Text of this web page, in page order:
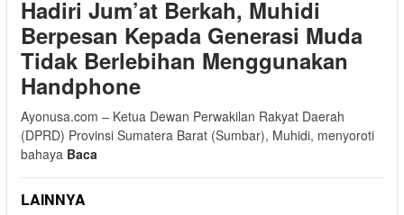
Hadiri Jum’at Berkah, Muhidi
Berpesan Kepada Generasi Muda
Tidak Berlebihan Menggunakan
Handphone
Ayonusa.com – Ketua Dewan Perwakilan Rakyat Daerah
(DPRD) Provinsi Sumatera Barat (Sumbar), Muhidi, menyoroti
bahaya Baca
LAINNYA